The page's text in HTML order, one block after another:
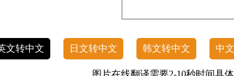
文转中文 日文转中文 韩文转中文 中
图片在线翻译需要2-10秒时间具